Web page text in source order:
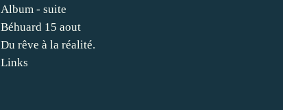
Album - suite
Béhuard 15 aout
Du rêve à la réalité.
Links